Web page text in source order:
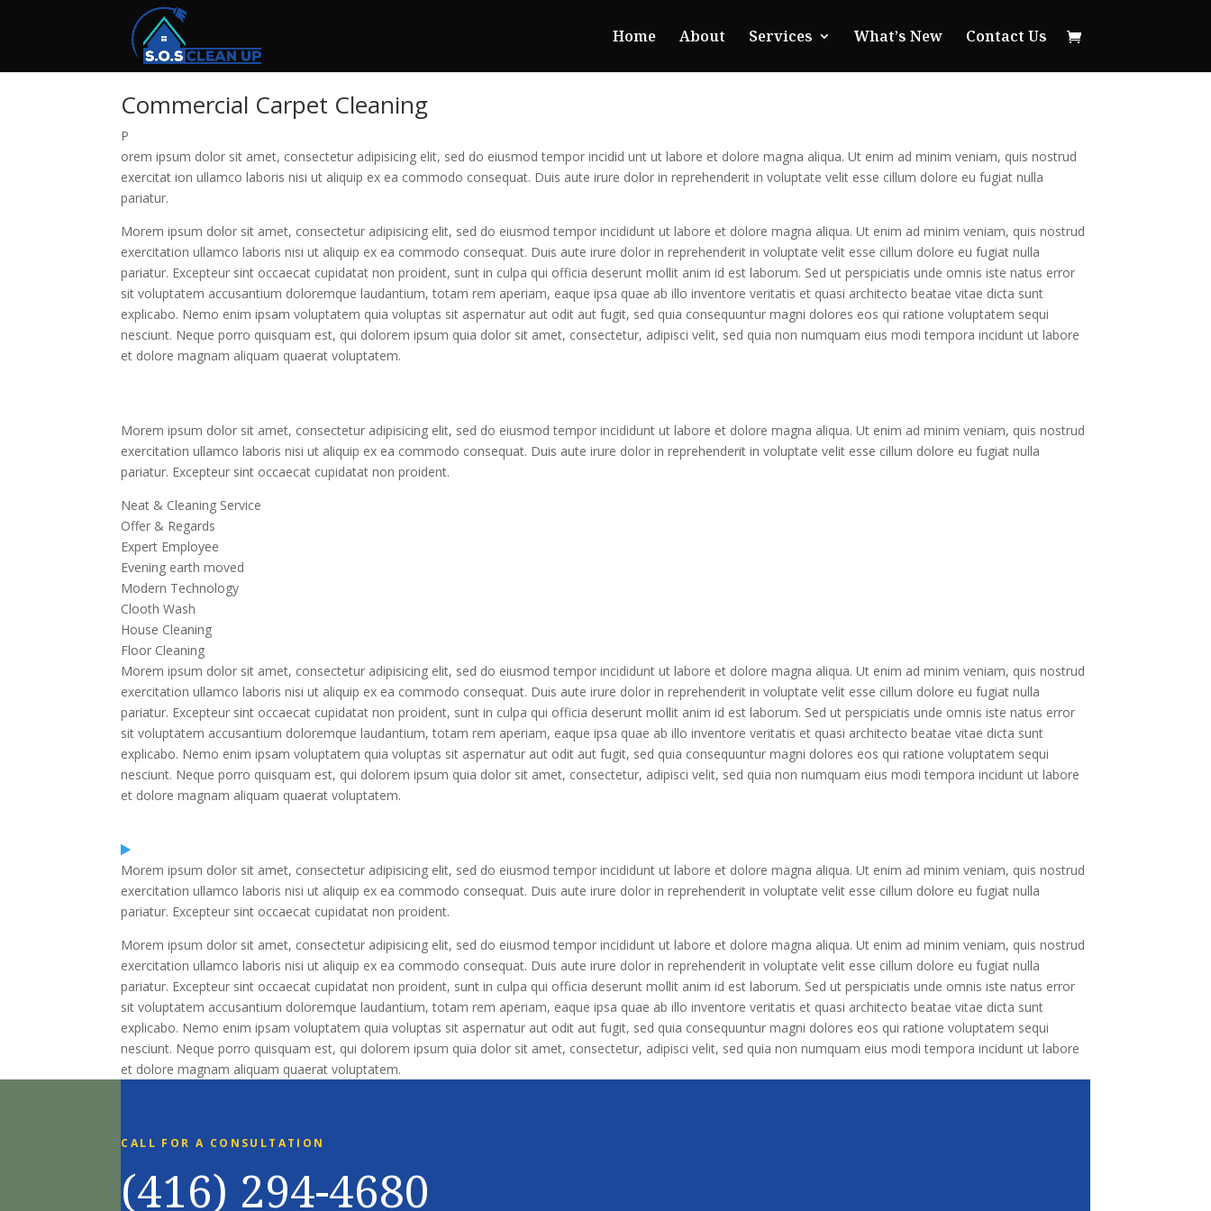
Home About Services What’s New Contact Us
Commercial Carpet Cleaning
P
orem ipsum dolor sit amet, consectetur adipisicing elit, sed do eiusmod tempor incidid unt ut labore et dolore magna aliqua. Ut enim ad minim veniam, quis nostrud
exercitat ion ullamco laboris nisi ut aliquip ex ea commodo consequat. Duis aute irure dolor in reprehenderit in voluptate velit esse cillum dolore eu fugiat nulla
pariatur.
Morem ipsum dolor sit amet, consectetur adipisicing elit, sed do eiusmod tempor incididunt ut labore et dolore magna aliqua. Ut enim ad minim veniam, quis nostrud
exercitation ullamco laboris nisi ut aliquip ex ea commodo consequat. Duis aute irure dolor in reprehenderit in voluptate velit esse cillum dolore eu fugiat nulla
pariatur. Excepteur sint occaecat cupidatat non proident, sunt in culpa qui officia deserunt mollit anim id est laborum. Sed ut perspiciatis unde omnis iste natus error
sit voluptatem accusantium doloremque laudantium, totam rem aperiam, eaque ipsa quae ab illo inventore veritatis et quasi architecto beatae vitae dicta sunt
explicabo. Nemo enim ipsam voluptatem quia voluptas sit aspernatur aut odit aut fugit, sed quia consequuntur magni dolores eos qui ratione voluptatem sequi
nesciunt. Neque porro quisquam est, qui dolorem ipsum quia dolor sit amet, consectetur, adipisci velit, sed quia non numquam eius modi tempora incidunt ut labore
et dolore magnam aliquam quaerat voluptatem.
Morem ipsum dolor sit amet, consectetur adipisicing elit, sed do eiusmod tempor incididunt ut labore et dolore magna aliqua. Ut enim ad minim veniam, quis nostrud
exercitation ullamco laboris nisi ut aliquip ex ea commodo consequat. Duis aute irure dolor in reprehenderit in voluptate velit esse cillum dolore eu fugiat nulla
pariatur. Excepteur sint occaecat cupidatat non proident.
Neat & Cleaning Service
Offer & Regards
Expert Employee
Evening earth moved
Modern Technology
Clooth Wash
House Cleaning
Floor Cleaning
Morem ipsum dolor sit amet, consectetur adipisicing elit, sed do eiusmod tempor incididunt ut labore et dolore magna aliqua. Ut enim ad minim veniam, quis nostrud
exercitation ullamco laboris nisi ut aliquip ex ea commodo consequat. Duis aute irure dolor in reprehenderit in voluptate velit esse cillum dolore eu fugiat nulla
pariatur. Excepteur sint occaecat cupidatat non proident, sunt in culpa qui officia deserunt mollit anim id est laborum. Sed ut perspiciatis unde omnis iste natus error
sit voluptatem accusantium doloremque laudantium, totam rem aperiam, eaque ipsa quae ab illo inventore veritatis et quasi architecto beatae vitae dicta sunt
explicabo. Nemo enim ipsam voluptatem quia voluptas sit aspernatur aut odit aut fugit, sed quia consequuntur magni dolores eos qui ratione voluptatem sequi
nesciunt. Neque porro quisquam est, qui dolorem ipsum quia dolor sit amet, consectetur, adipisci velit, sed quia non numquam eius modi tempora incidunt ut labore
et dolore magnam aliquam quaerat voluptatem.
Morem ipsum dolor sit amet, consectetur adipisicing elit, sed do eiusmod tempor incididunt ut labore et dolore magna aliqua. Ut enim ad minim veniam, quis nostrud
exercitation ullamco laboris nisi ut aliquip ex ea commodo consequat. Duis aute irure dolor in reprehenderit in voluptate velit esse cillum dolore eu fugiat nulla
pariatur. Excepteur sint occaecat cupidatat non proident.
Morem ipsum dolor sit amet, consectetur adipisicing elit, sed do eiusmod tempor incididunt ut labore et dolore magna aliqua. Ut enim ad minim veniam, quis nostrud
exercitation ullamco laboris nisi ut aliquip ex ea commodo consequat. Duis aute irure dolor in reprehenderit in voluptate velit esse cillum dolore eu fugiat nulla
pariatur. Excepteur sint occaecat cupidatat non proident, sunt in culpa qui officia deserunt mollit anim id est laborum. Sed ut perspiciatis unde omnis iste natus error
sit voluptatem accusantium doloremque laudantium, totam rem aperiam, eaque ipsa quae ab illo inventore veritatis et quasi architecto beatae vitae dicta sunt
explicabo. Nemo enim ipsam voluptatem quia voluptas sit aspernatur aut odit aut fugit, sed quia consequuntur magni dolores eos qui ratione voluptatem sequi
nesciunt. Neque porro quisquam est, qui dolorem ipsum quia dolor sit amet, consectetur, adipisci velit, sed quia non numquam eius modi tempora incidunt ut labore
et dolore magnam aliquam quaerat voluptatem.
CALL FOR A CONSULTATION
(416) 294-4680